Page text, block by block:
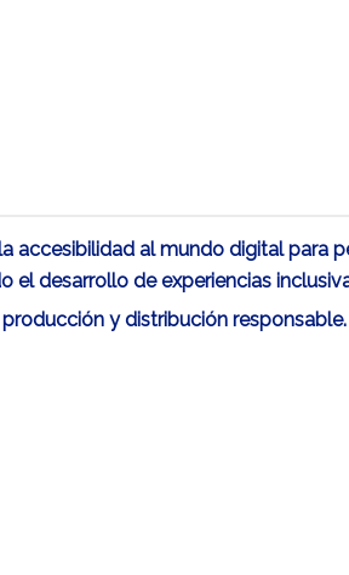
accesibilidad al mundo digital para
el desarrollo de experiencias
y distribución responsable.